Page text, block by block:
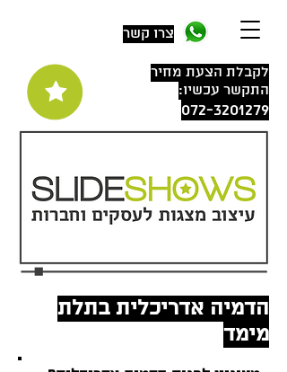
לקבלת הצעת מחיר
התקשר עכשיו:
072-3201279
צרו קשר
הדמיה אדריכלית בתלת
מימד